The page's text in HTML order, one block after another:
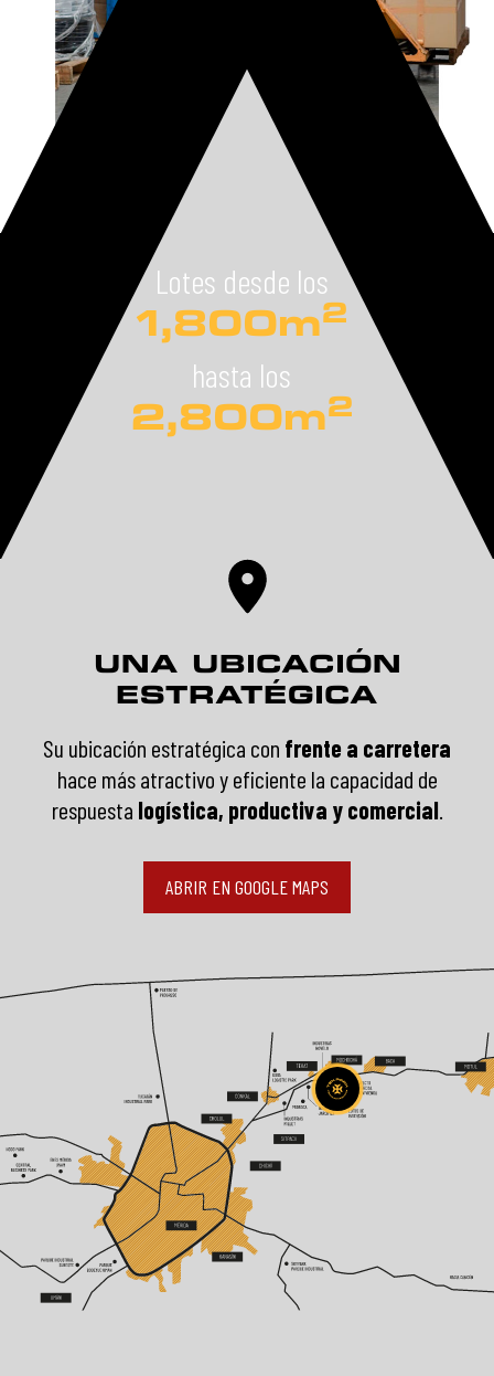
Lotes desde los
1,800m2
hasta los
2,800m2
UNA UBICACIÓN
ESTRATÉGICA
Su ubicación estratégica con frente a carretera
hace más atractivo y eficiente la capacidad de
respuesta logística, productiva y comercial.
ABRIR EN GOOGLE MAPS